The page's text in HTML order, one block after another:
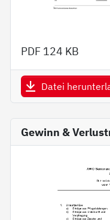
PDF 124 KB
Datei
Gewinn &